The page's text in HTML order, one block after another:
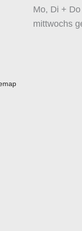
Mo, Di +
mittwochs